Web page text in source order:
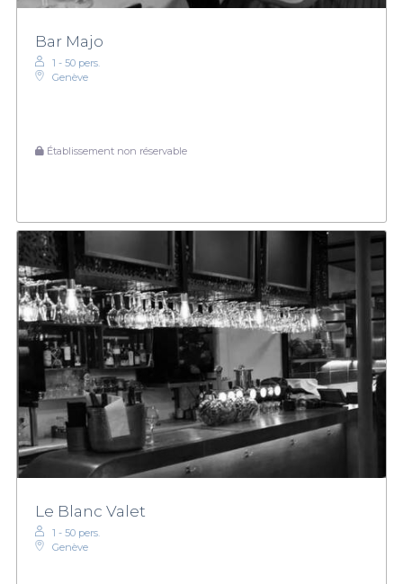
Bar Majo
1 - 50 pers.
Genève
Établissement non réservable
Le Blanc Valet
1 - 50 pers.
Genève